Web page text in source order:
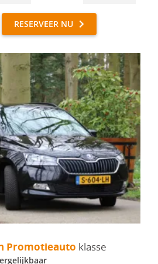
RESERVEER NU
Promotieauto klasse